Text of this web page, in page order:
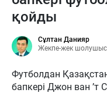
қойды
Сұлтан Данияр
Жекпе-жек
Футболдан
бапкері Джон ван ’т